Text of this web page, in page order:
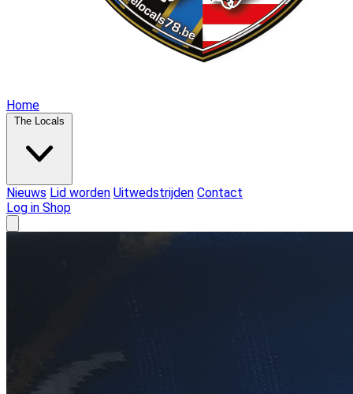
Home
The Locals
Nieuws Lid worden Uitwedstrijden Contact
Log in Shop